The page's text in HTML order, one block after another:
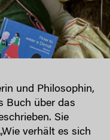
und Philosophin,
Buch über das
Sie
verhält es sich